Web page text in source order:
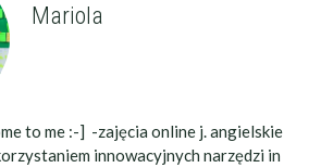
Mariola
to me :-] -zajęcia online j. angielskie
innowacyjnych narzędzi in